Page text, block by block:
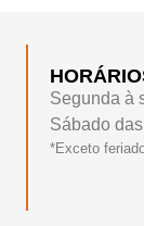
Segunda à
Sábado
*Exceto